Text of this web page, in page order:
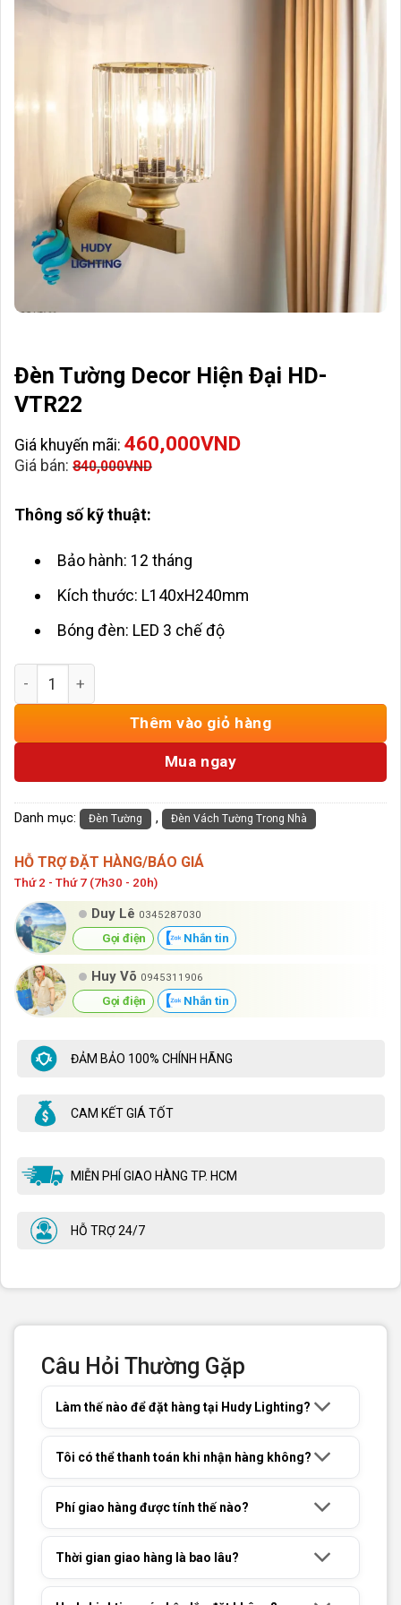
Đèn Tường Decor Hiện Đại HD-
VTR22
Giá khuyến mãi: 460,000VND
Giá bán: 840,000VND
Thông số kỹ thuật:
Bảo hành: 12 tháng
Kích thước: L140xH240mm
Bóng đèn: LED 3 chế độ
Thêm vào giỏ hàng
Mua ngay
Danh mục: Đèn Tường , Đèn Vách Tường Trong Nhà
HỖ TRỢ ĐẶT HÀNG/BÁO GIÁ
Thứ 2 - Thứ 7 (7h30 - 20h)
Duy Lê 0345287030
Gọi điện Nhắn tin
Huy Võ 0945311906
Gọi điện Nhắn tin
ĐẢM BẢO 100% CHÍNH HÃNG
CAM KẾT GIÁ TỐT
MIỄN PHÍ GIAO HÀNG TP. HCM
HỖ TRỢ 24/7
Câu Hỏi Thường Gặp
Làm thế nào để đặt hàng tại Hudy Lighting?
Tôi có thể thanh toán khi nhận hàng không?
Phí giao hàng được tính thế nào?
Thời gian giao hàng là bao lâu?